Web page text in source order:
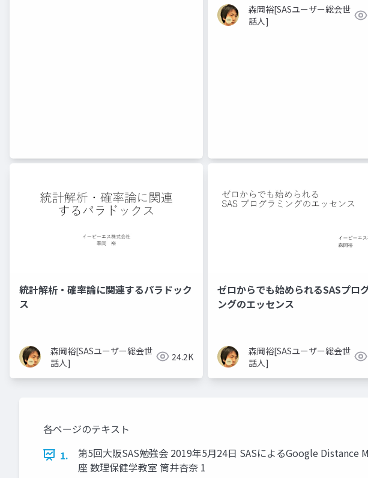
森岡裕[SASユーザー総会世
話人]
統計解析・確率論に関連するパラドック
ス
森岡裕[SASユーザー総会世
話人]
24.2K
ゼロからでも始められるSASプロ
ングのエッセンス
森岡裕[SASユーザー総会世
話人]
各ページのテキスト
1.
第5回大阪SAS勉強会 2019年5月24日 SASによるGoogle
座 数理保健学教室 筒井杏奈 1